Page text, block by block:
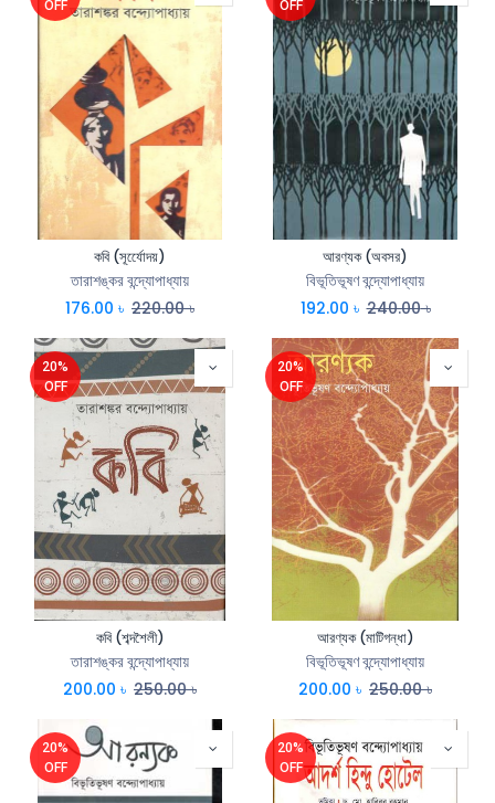
OFF
কবি (সূর্যেোদয়)
তারাশঙ্কর বন্দ্যোপাধ্যায়
176.00 ৳ 220.00৳
OFF
আরণ্যক (অবসর)
বিভূতিভূষণ বন্দ্যোপাধ্যায়
192.00 ৳ 240.00৳
20%
OFF
কবি (শব্দশৈলী)
তারাশঙ্কর বন্দ্যোপাধ্যায়
200.00 ৳ 250.00৳
20%
OFF
আরণ্যক (মাটিগন্ধা)
বিভূতিভূষণ বন্দ্যোপাধ্যায়
200.00 ৳ 250.00৳
20%
OFF
20%
OFF